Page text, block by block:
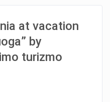
at vacation
by
turizmo